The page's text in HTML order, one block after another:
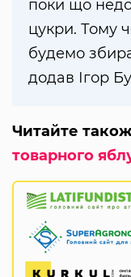
поки що
цукри. Тому
будемо
додав Ігор
Читайте
товарного